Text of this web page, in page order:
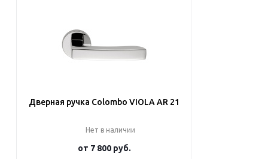
Дверная ручка Colombo VIOLA AR 21
Нет в наличии
от 7 800 руб.